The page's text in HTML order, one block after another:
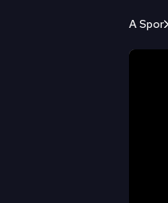
A Spor